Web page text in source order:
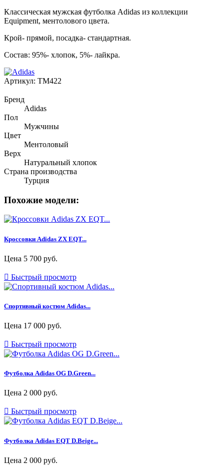
Классическая мужская футболка Adidas из коллекции
Equipment, ментолового цвета.
Крой- прямой, посадка- стандартная.
Состав: 95%- хлопок, 5%- лайкра.
Артикул: TM422
Бренд
Adidas
Пол
Мужчины
Цвет
Ментоловый
Верх
Натуральный хлопок
Страна производства
Турция
Похожие модели:
Кроссовки Adidas ZX EQT...
Цена 5 700 руб.
 Быстрый просмотр
Спортивный костюм Adidas...
Цена 17 000 руб.
 Быстрый просмотр
Футболка Adidas OG D.Green...
Цена 2 000 руб.
 Быстрый просмотр
Футболка Adidas EQT D.Beige...
Цена 2 000 руб.